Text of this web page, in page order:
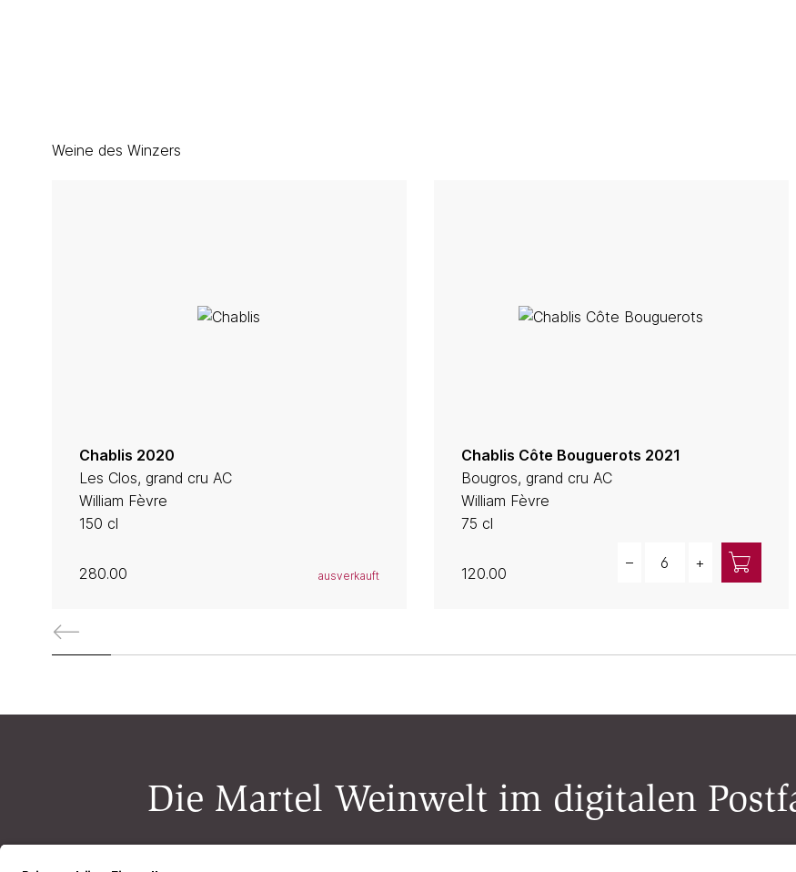
Weine des Winzers
Chablis 2020
Les Clos, grand cru AC
William Fèvre
150 cl
280.00 ausverkauft
Chablis Côte Bouguerots 2021
Bougros, grand cru AC
William Fèvre
75 cl
120.00
– +
Die Martel Weinwelt im digitalen